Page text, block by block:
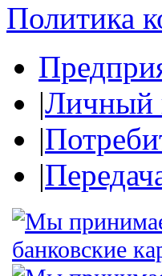
Политика
|Личный
|
|